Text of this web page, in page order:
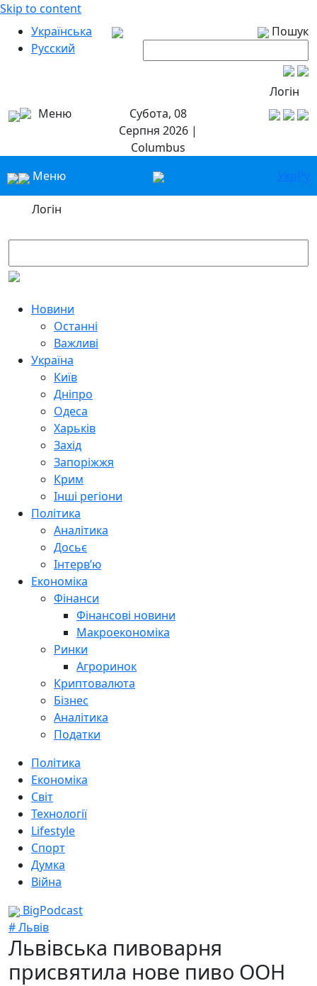
Skip to content
Українська
Русский
Пошук
Логін
Меню
Субота, 08
Серпня 2026 |
Columbus
Меню
УкрРу
Логін
Новини
Останні
Важливі
Україна
Київ
Дніпро
Одеса
Харьків
Захід
Запоріжжя
Крим
Інші регіони
Політика
Аналітика
Досьє
Інтерв’ю
Економіка
Фінанси
Фінансові новини
Макроекономіка
Ринки
Агроринок
Криптовалюта
Бізнес
Аналітика
Податки
Політика
Економіка
Світ
Технології
Lifestyle
Спорт
Думка
Війна
BigPodcast
# Львів
Львівська пивоварня
присвятила нове пиво ООН